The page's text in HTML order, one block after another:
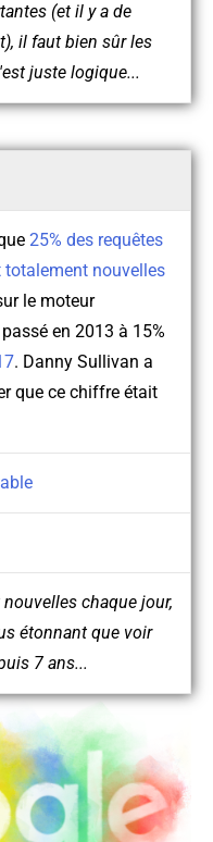
(et il y a de
il faut bien sûr les
juste logique...
25% des requêtes
nouvelles
le moteur
en 2013 à 15%
. Danny Sullivan a
que ce chiffre était
chaque jour,
étonnant que voir
7 ans...